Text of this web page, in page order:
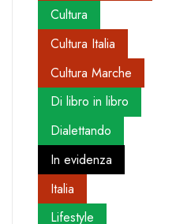
Cultura
Cultura Italia
Cultura Marche
Di libro in libro
Dialettando
In evidenza
Italia
Lifestyle